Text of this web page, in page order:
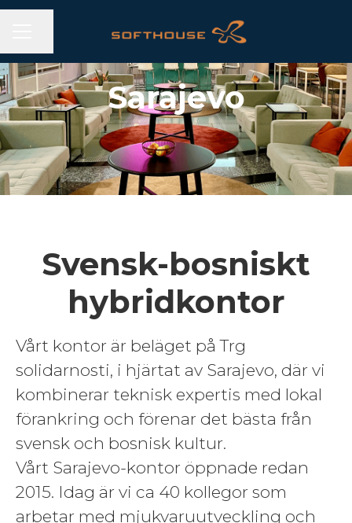
Sarajevo
Svensk-bosniskt
hybridkontor
Vårt kontor är beläget på Trg
solidarnosti, i hjärtat av Sarajevo, där vi
kombinerar teknisk expertis med lokal
förankring och förenar det bästa från
svensk och bosnisk kultur.
Vårt Sarajevo-kontor öppnade redan
2015. Idag är vi ca 40 kollegor som
arbetar med mjukvaruutveckling och